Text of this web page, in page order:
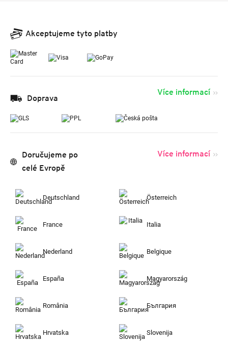
Akceptujeme tyto platby
Doprava
Více informací
Doručujeme po
celé Evropě
Více informací
Deutschland Österreich
France Italia
Nederland Belgique
España Magyarország
România България
Hrvatska Slovenija